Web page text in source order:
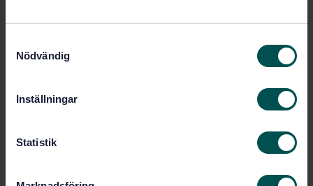
Nödvändig
Inställningar
Statistik
Replaced by:
Within the same area